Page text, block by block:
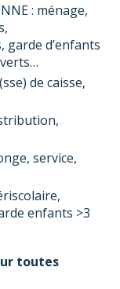
: ménage,
garde d’enfants
de caisse,
service,
enfants >3
toutes